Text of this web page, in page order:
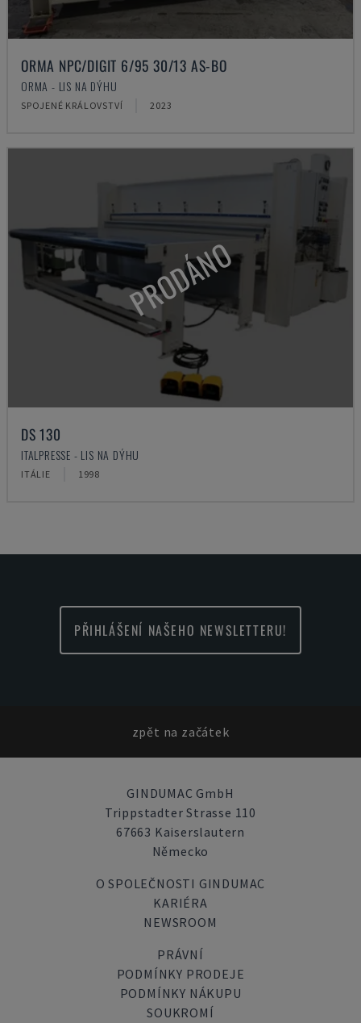
ORMA NPC/DIGIT 6/95 30/13 AS-BO
ORMA - LIS NA DÝHU
SPOJENÉ KRÁLOVSTVÍ 2023
PRODÁNO
DS 130
ITALPRESSE - LIS NA DÝHU
ITÁLIE 1998
PŘIHLÁŠENÍ NAŠEHO NEWSLETTERU!
zpět na začátek
GINDUMAC GmbH
Trippstadter Strasse 110
67663 Kaiserslautern
Německo
O SPOLEČNOSTI GINDUMAC
KARIÉRA
NEWSROOM
PRÁVNÍ
PODMÍNKY PRODEJE
PODMÍNKY NÁKUPU
SOUKROMÍ